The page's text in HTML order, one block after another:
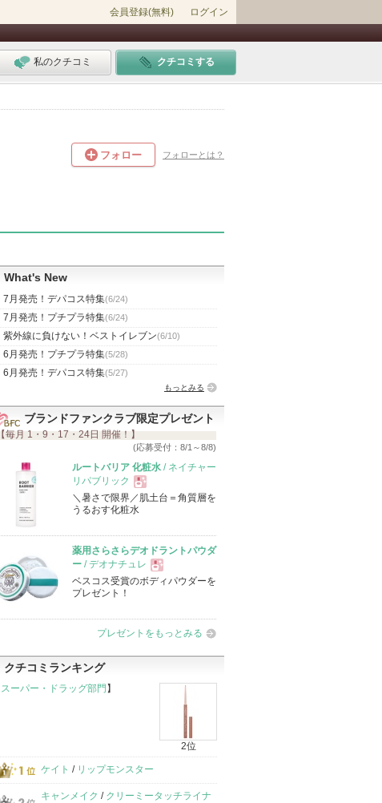
会員登録(無料) ログイン
私のクチコミ クチコミする
フォロー フォローとは？
What's New
7月発売！デパコス特集(6/24)
7月発売！プチプラ特集(6/24)
紫外線に負けない！ベストイレブン(6/10)
6月発売！プチプラ特集(5/28)
6月発売！デパコス特集(5/27)
もっとみる
ブランドファンクラブ限定プレゼント
【毎月 1・9・17・24日 開催！】
(応募受付：8/1～8/8)
ルートバリア 化粧水 / ネイチャー
リパブリック
現
品
＼暑さで限界／肌土台＝角質層を
うるおす化粧水
薬用さらさらデオドラントパウダ
ー / デオナチュレ
現
品
ベスコス受賞のボディパウダーを
プレゼント！
プレゼントをもっとみる
クチコミランキング
スーパー・ドラッグ部門 】
2位
ケイト / リップモンスター
キャンメイク / クリーミータッチライナ